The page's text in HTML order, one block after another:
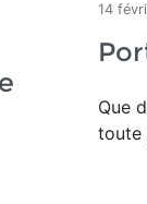
14
Que
toute